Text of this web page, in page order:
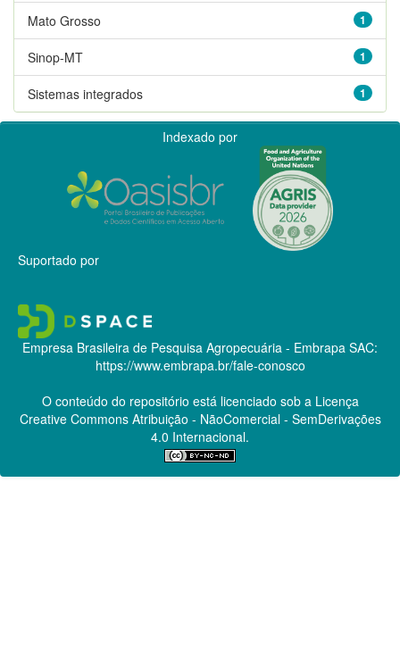
1
Mato Grosso
1
Sinop-MT
1
Sistemas integrados
Indexado por
Suportado por
Empresa Brasileira de Pesquisa Agropecuária - Embrapa SAC:
https://www.embrapa.br/fale-conosco
O conteúdo do repositório está licenciado sob a Licença
Creative CommonsAtribuição - NãoComercial - SemDerivações
4.0 Internacional.